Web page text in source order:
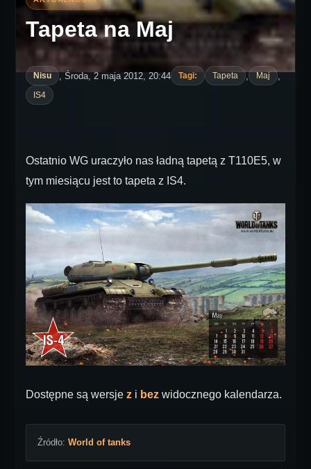
Tapeta na Maj
Nisu , Środa, 2 maja 2012, 20:44 Tagi: Tapeta , Maj ,
IS4
Ostatnio WG uraczyło nas ładną tapetą z T110E5, w
tym miesiącu jest to tapeta z IS4.
Dostępne są wersje z i bez widocznego kalendarza.
Źródło: World of tanks